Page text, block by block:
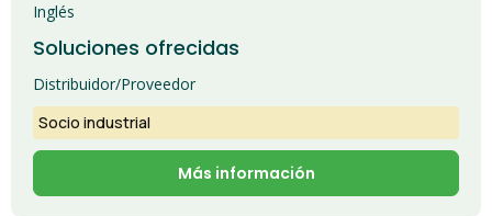
Inglés
Soluciones ofrecidas
Distribuidor/Proveedor
Socio industrial
Más información